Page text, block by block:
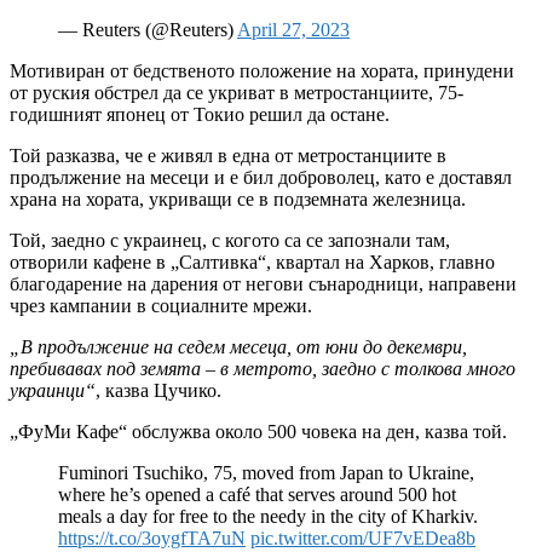
— Reuters (@Reuters) April 27, 2023
Мотивиран от бедственото положение на хората, принудени
от руския обстрел да се укриват в метростанциите, 75-
годишният японец от Токио решил да остане.
Той разказва, че е живял в една от метростанциите в
продължение на месеци и е бил доброволец, като е доставял
храна на хората, укриващи се в подземната железница.
Той, зaедно с украинец, с когото са се запознали там,
отворили кафене в „Салтивка“, квартал на Харков, главно
благодарение на дарения от негови сънародници, направени
чрез кампании в социалните мрежи.
„В продължение на седем месеца, от юни до декември,
пребивавах под земята – в метрото, заедно с толкова много
украинци“, казва Цучико.
„ФуМи Кафе“ обслужва около 500 човека на ден, казва той.
Fuminori Tsuchiko, 75, moved from Japan to Ukraine,
where he’s opened a café that serves around 500 hot
meals a day for free to the needy in the city of Kharkiv.
https://t.co/3oygfTA7uN pic.twitter.com/UF7vEDea8b